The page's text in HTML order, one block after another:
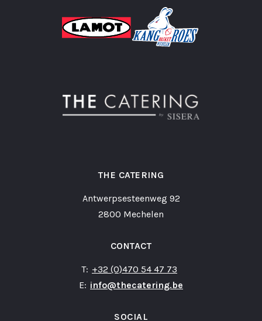
THE CATERING
Antwerpsesteenweg 92
2800 Mechelen
CONTACT
T: +32 (0)470 54 47 73
E: info@thecatering.be
SOCIAL